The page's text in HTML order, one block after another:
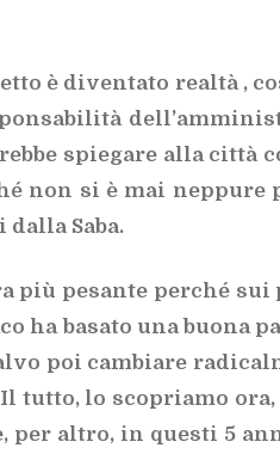
è di­ven­ta­to real­tà ,
spie­ga­re alla cit­tà
non si è mai nep­pu­re
Saba.
più pe­san­te per­ché
ha ba­sa­to una buo­na
poi cam­bia­re
tut­to, lo sco­pria­mo ora,
per al­tro, in que­sti 5